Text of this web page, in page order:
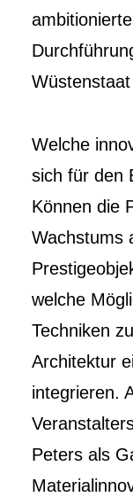
Welche
sich für den
Können die
Wachstums
welche
Techniken
Architektur
integrieren.
Peters als